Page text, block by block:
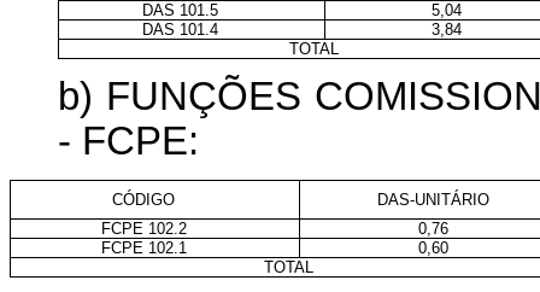
DAS 101.5
5,04
DAS 101.4
3,84
TOTAL
b) FUNÇÕES
- FCPE:
CÓDIGO
DAS-UNITÁRIO
FCPE 102.2
0,76
FCPE 102.1
0,60
TOTAL